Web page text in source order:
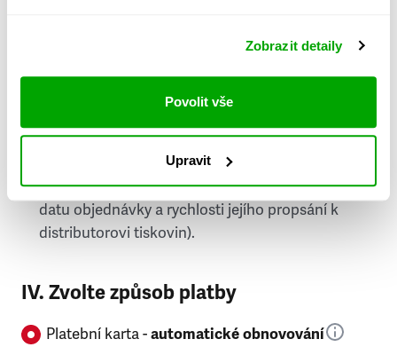
Zobrazit detaily
Povolit vše
Upravit
doručování týdeníku Respekt v tištěné verzi, na
první vydání ve vaší schránce se můžete těšit
příští, nejpozději přespříští týden (v závislosti na
datu objednávky a rychlosti jejího propsání k
distributorovi tiskovin).
IV. Zvolte způsob platby
Platební karta -automatické obnovování